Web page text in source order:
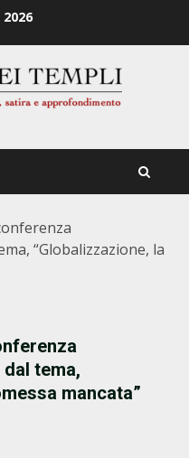
“Globalizzazione, la
tema,
mancata”